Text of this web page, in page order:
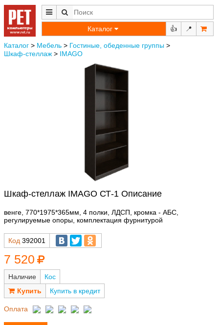
Каталог 👍 📍
Каталог > Мебель > Гостиные, обеденные группы >
Шкаф-стеллаж > IMAGO
Шкаф-стеллаж IMAGO СТ-1 Описание
венге, 770*1975*365мм, 4 полки, ЛДСП, кромка - АБС,
регулируемые опоры, комплектация фурнитурой
Код 392001
7 520
Наличие
Кос
Купить в кредит
Оплата